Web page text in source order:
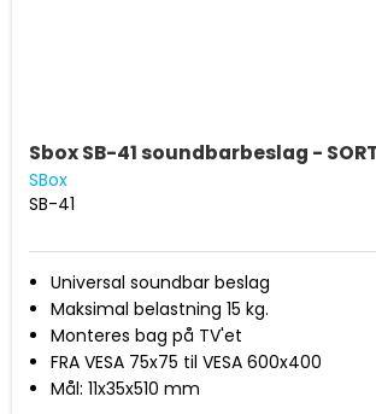
Sbox SB-41 soundbarbeslag -
SBox
SB-41
Universal soundbar beslag
Maksimal belastning 15 kg.
Monteres bag på TV'et
FRA VESA 75x75 til VESA 600x400
Mål: 11x35x510 mm